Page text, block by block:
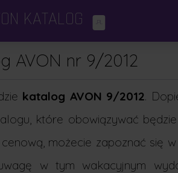
KATALOG .PL
AVON nr 9/2012
katalog AVON 9/2012.
które obowiązywać
możecie zapoznać się
w tym wakacyjnym
×
Avon
i minikatalogi
kosmetyczne